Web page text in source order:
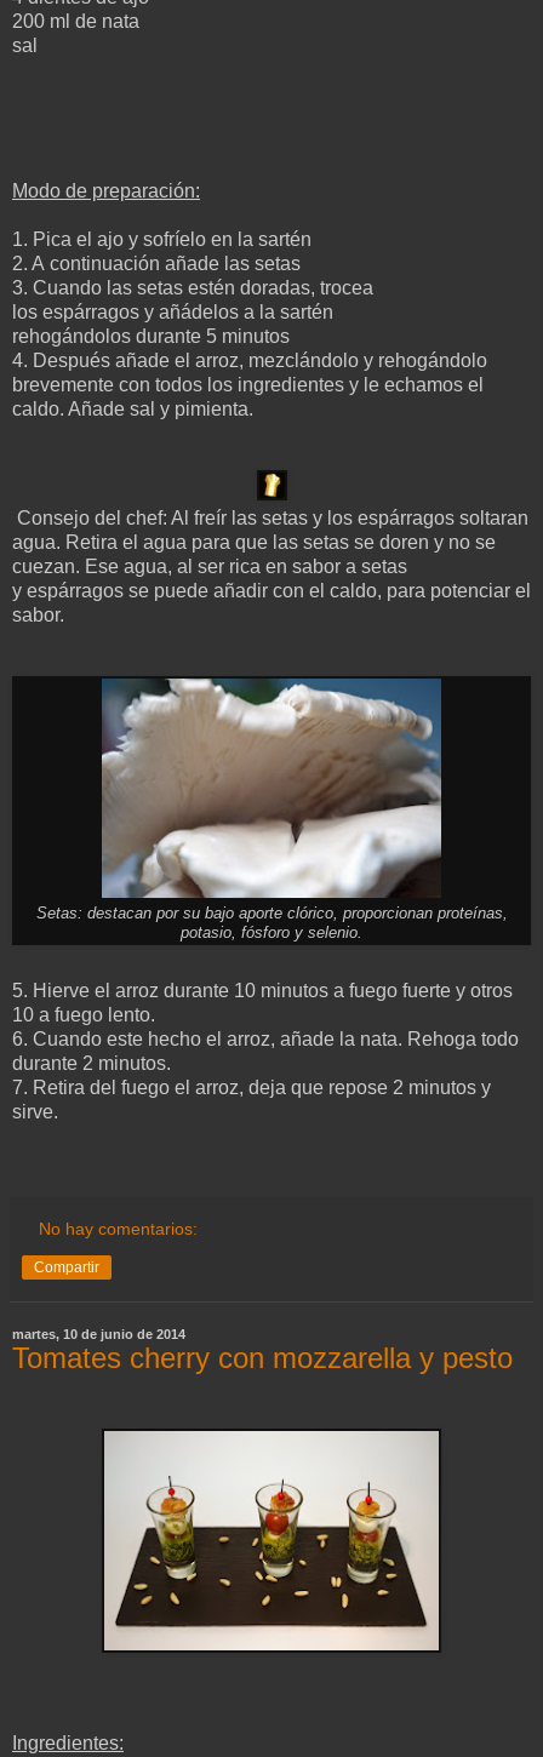
200 ml de nata
sal
Modo de preparación:
1. Pica el ajo y sofríelo en la sartén
2. A continuación añade las setas
3. Cuando las setas estén doradas, trocea
los espárragos y añádelos a la sartén
rehogándolos durante 5 minutos
4. Después añade el arroz, mezclándolo y rehogándolo
brevemente con todos los ingredientes y le echamos el
caldo. Añade sal y pimienta.
Consejo del chef: Al freír las setas y los espárragos soltaran
agua. Retira el agua para que las setas se doren y no se
cuezan. Ese agua, al ser rica en sabor a setas
y espárragos se puede añadir con el caldo, para potenciar el
sabor.
Setas: destacan por su bajo aporte clórico, proporcionan proteínas,
potasio, fósforo y selenio.
5. Hierve el arroz durante 10 minutos a fuego fuerte y otros
10 a fuego lento.
6. Cuando este hecho el arroz, añade la nata. Rehoga todo
durante 2 minutos.
7. Retira del fuego el arroz, deja que repose 2 minutos y
sirve.
No hay comentarios:
Compartir
martes, 10 de junio de 2014
Tomates cherry con mozzarella y pesto
Ingredientes: